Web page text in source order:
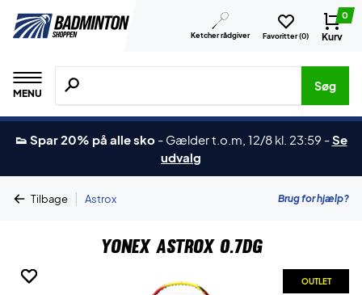
Ketcher rådgiver Favoritter (0)
0
Kurv
MENU
Søg efter produkter, mærker etc.
Søg
👟 Spar 20% på alle sko - Gælder t.o.m, 12/8 kl. 23:59 -Se
udvalg
Tilbage | Astrox Brug for hjælp?
Yonex Astrox 0.7DG
OUTLET
OUTLET
OUTLET